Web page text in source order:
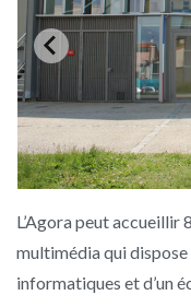
L’Agora peut accueillir
multimédia qui
informatiques et d’un